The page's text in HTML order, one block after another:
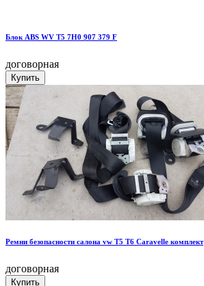
Блок ABS WV T5 7H0 907 379 F
договорная
Ремни безопасности салона vw T5 T6 Caravelle комплект
договорная